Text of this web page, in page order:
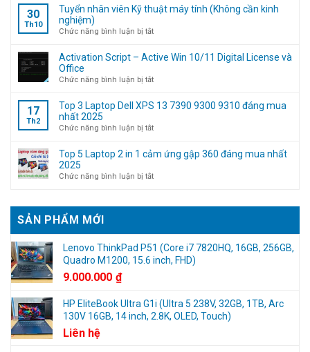
hoạt
Windows
11
qua
đăng
tài
khoản
30
Th10
Tuyển nhân viên Kỹ thuật máy tính (Không cần kinh
nghiệm)
Chức năng bình luận bị tắtở
nhân
Kỹ
máy
(Không
kinh
nghiệm)
Activation Script – Active Win 10/11 Digital License và
Office
Chức năng bình luận bị tắtở
Script
Active
10/11
License
17
Th2
Top 3 Laptop Dell XPS 13 7390 9300 9310 đáng mua
nhất 2025
Chức năng bình luận bị tắtở
3
Dell
7390
9310
đáng
mua
Top 5 Laptop 2 in 1 cảm ứng gập 360 đáng mua nhất
2025
Chức năng bình luận bị tắtở
in
1
cảm
đáng
mua
SẢN PHẨM MỚI
Lenovo ThinkPad P51 (Core i7 7820HQ, 16GB, 256GB,
Quadro M1200, 15.6 inch, FHD)
9.000.000 ₫
HP EliteBook Ultra G1i (Ultra 5 238V, 32GB, 1TB, Arc
130V 16GB, 14 inch, 2.8K, OLED, Touch)
Liên hệ